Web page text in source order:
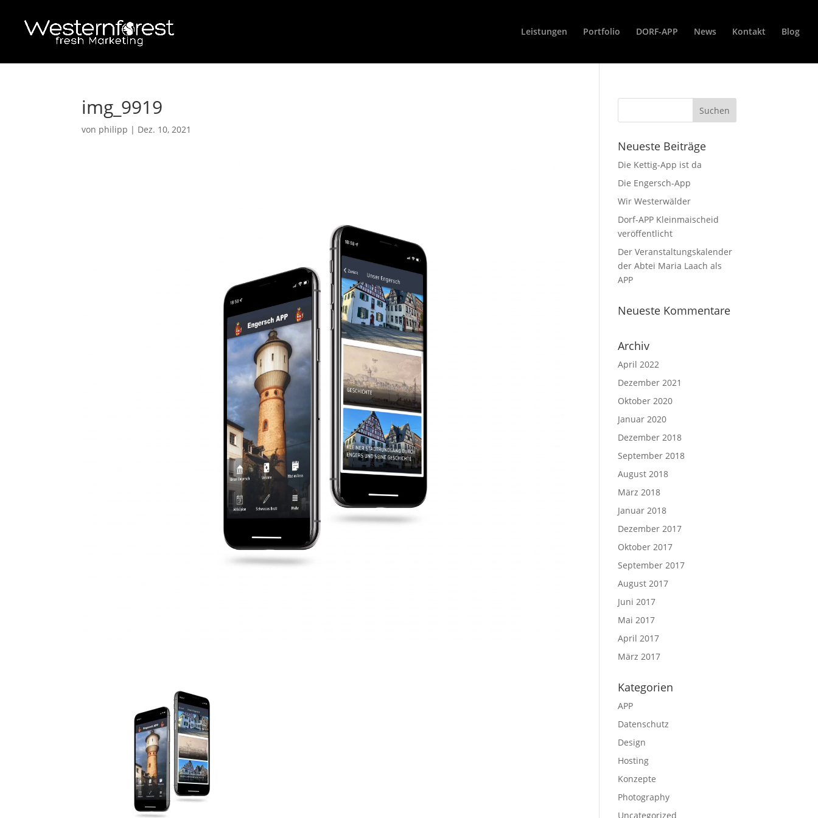
Leistungen Portfolio DORF-APP News Kontakt Blog
img_9919
von philipp | Dez. 10, 2021
Neueste Beiträge
Die Kettig-App ist da
Die Engersch-App
Wir Westerwälder
Dorf-APP Kleinmaischeid
veröffentlicht
Der Veranstaltungskalender
der Abtei Maria Laach als
APP
Neueste Kommentare
Archiv
April 2022
Dezember 2021
Oktober 2020
Januar 2020
Dezember 2018
September 2018
August 2018
März 2018
Januar 2018
Dezember 2017
Oktober 2017
September 2017
August 2017
Juni 2017
Mai 2017
April 2017
März 2017
Kategorien
APP
Datenschutz
Design
Hosting
Konzepte
Photography
Uncategorized